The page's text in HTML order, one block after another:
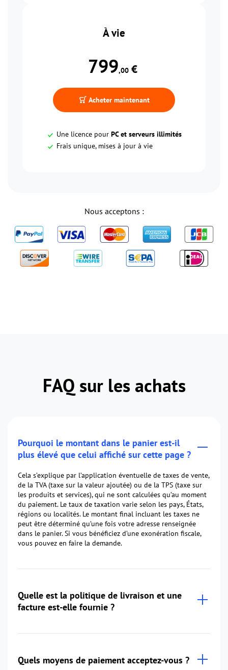
À vie
799,00 €
Acheter maintenant
Une licence pour PC et serveurs illimités
Frais unique, mises à jour à vie
Nous acceptons :
FAQ sur les achats
Pourquoi le montant dans le panier est-il
plus élevé que celui affiché sur cette page ?
Cela s’explique par l’application éventuelle de taxes de vente,
de la TVA (taxe sur la valeur ajoutée) ou de la TPS (taxe sur
les produits et services), qui ne sont calculées qu’au moment
du paiement. Le taux de taxation varie selon les pays, États,
régions ou localités. Le montant final incluant les taxes ne
peut être déterminé qu’une fois votre adresse renseignée
dans le panier. Si vous bénéficiez d’une exonération fiscale,
vous pouvez en faire la demande.
Quelle est la politique de livraison et une
facture est-elle fournie ?
Quels moyens de paiement acceptez-vous ?